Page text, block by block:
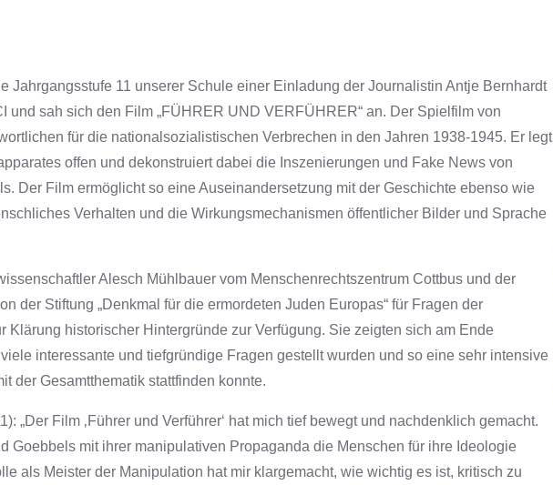
Jahrgangsstufe 11 unserer Schule einer Einladung der Journalistin Antje Bernhardt
und sah sich den Film „FÜHRER UND VERFÜHRER“ an. Der Spielfilm von
für die nationalsozialistischen Verbrechen in den Jahren 1938-1945. Er legt
offen und dekonstruiert dabei die Inszenierungen und Fake News von
Der Film ermöglicht so eine Auseinandersetzung mit der Geschichte ebenso wie
Verhalten und die Wirkungsmechanismen öffentlicher Bilder und Sprache
Alesch Mühlbauer vom Menschenrechtszentrum Cottbus und der
der Stiftung „Denkmal für die ermordeten Juden Europas“ für Fragen der
Klärung historischer Hintergründe zur Verfügung. Sie zeigten sich am Ende
interessante und tiefgründige Fragen gestellt wurden und so eine sehr intensive
der Gesamtthematik stattfinden konnte.
„Der Film ‚Führer und Verführer‘ hat mich tief bewegt und nachdenklich gemacht.
Goebbels mit ihrer manipulativen Propaganda die Menschen für ihre Ideologie
als Meister der Manipulation hat mir klargemacht, wie wichtig es ist, kritisch zu